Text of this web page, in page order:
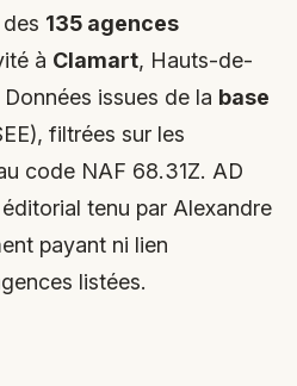
135 agences
à Clamart, Hauts-de-
issues de la base
filtrées sur les
code NAF 68.31Z. AD
tenu par Alexandre
payant ni lien
listées.